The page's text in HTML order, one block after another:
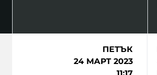
ПЕТЪК
24 МАРТ 2023